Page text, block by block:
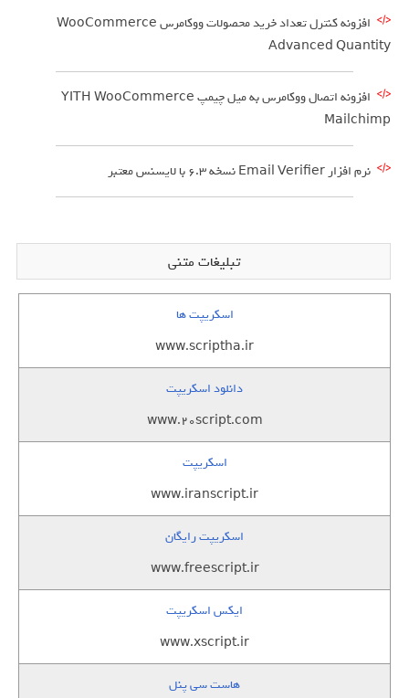
افزونه کنترل تعداد خرید محصولات ووکامرس WooCommerce
Advanced Quantity
افزونه اتصال ووکامرس به میل چیمپ YITH WooCommerce
Mailchimp
نرم افزار Email Verifier نسخه 6.3 با لایسنس معتبر
تبلیغات متنی
اسکریپت ها
www.scriptha.ir
دانلود اسکریپت
www.20script.com
اسکریپت
www.iranscript.ir
اسکریپت رایگان
www.freescript.ir
ایکس اسکریپت
www.xscript.ir
هاست سی پنل